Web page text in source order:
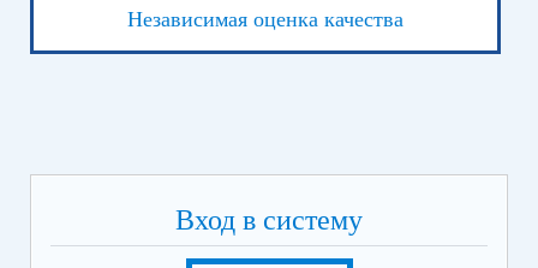
Независимая оценка качества
Вход в систему